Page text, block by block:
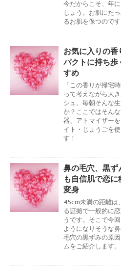
今だからこそ、年
しょう。お肌にた
るお肌を保つのです
お気に入りの
パクトに持ち歩
すめ
「この香りが帰宅
って考えながら大
シュ。毎朝そんな
か？ここではそん
器、アトマイザー
イト・じょうごを
す！
鼻の毛穴、黒
も自信肌で恋
変身
45cm未満の距離は
る証拠で一般的に
うです。そこで今
ようになりそうな
毛穴の黒ずみの原
ムをご紹介します。